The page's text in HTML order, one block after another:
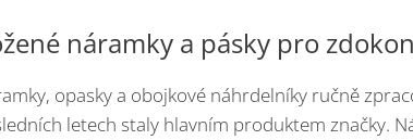
náramky a pásky pro
opasky a obojkové náhrdelníky ručně
letech staly hlavním produktem značky.